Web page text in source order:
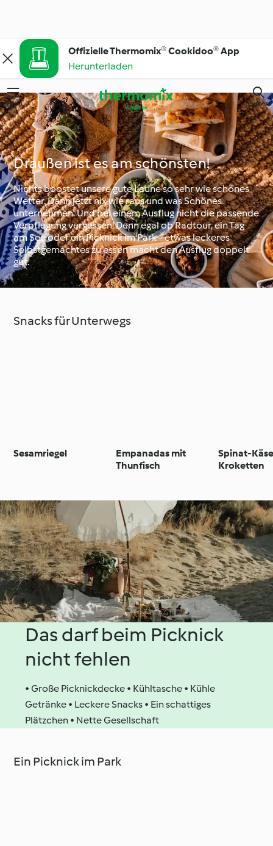
Offizielle Thermomix® Cookidoo® App
Herunterladen
Menü Suchen
Draußen ist es am schönsten!
Nichts boostet unsere gute Laune so sehr wie schönes
Wetter. Dann jetzt nix wie raus und was Schönes
unternehmen. Und bei einem Ausflug nicht die passende
Verpflegung vergessen! Denn egal ob Radtour, ein Tag
am See oder ein Picknick im Park - etwas leckeres
Selbstgemachtes zu essen macht den Ausflug doppelt
gut.
Snacks für Unterwegs
Sesamriegel
Empanadas mit
Thunfisch
Spinat-
Kroketten
Das darf beim Picknick
nicht fehlen
• Große Picknickdecke • Kühltasche • Kühle
Getränke • Leckere Snacks • Ein schattiges
Plätzchen • Nette Gesellschaft
Ein Picknick im Park